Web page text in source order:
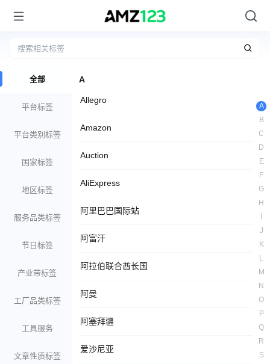
全部
平台标签
平台类别标签
国家标签
地区标签
服务品类标签
节日标签
产业带标签
工厂品类标签
工具服务
文章性质标签
A
Allegro
Amazon
Auction
AliExpress
阿里巴巴国际站
阿富汗
阿拉伯联合酋长国
阿曼
阿塞拜疆
爱沙尼亚
A
B
C
D
E
F
G
H
J
K
L
M
N
O
P
Q
R
S